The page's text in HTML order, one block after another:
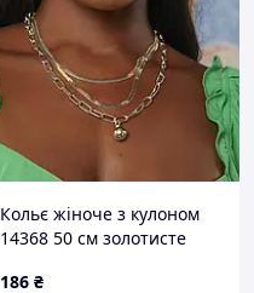
Кольє жіноче з кулоном
14368 50 см золотисте
186 ₴